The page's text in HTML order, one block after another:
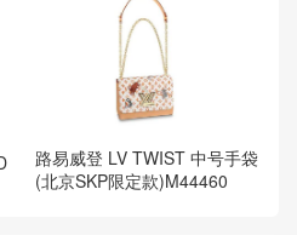
路易威登 LV TWIST 中号手袋
(北京SKP限定款)M44460